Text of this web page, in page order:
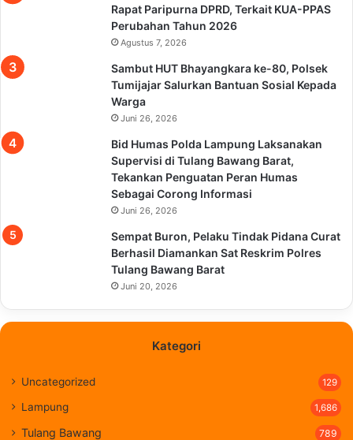
Rapat Paripurna DPRD, Terkait KUA-PPAS
Perubahan Tahun 2026
Agustus 7, 2026
Sambut HUT Bhayangkara ke-80, Polsek
Tumijajar Salurkan Bantuan Sosial Kepada
Warga
Juni 26, 2026
Bid Humas Polda Lampung Laksanakan
Supervisi di Tulang Bawang Barat,
Tekankan Penguatan Peran Humas
Sebagai Corong Informasi
Juni 26, 2026
Sempat Buron, Pelaku Tindak Pidana Curat
Berhasil Diamankan Sat Reskrim Polres
Tulang Bawang Barat
Juni 20, 2026
Kategori
Uncategorized 129
Lampung 1,686
Tulang Bawang 789